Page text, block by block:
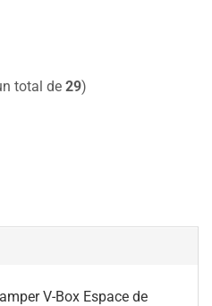
total de 29)
V-Box Espace de